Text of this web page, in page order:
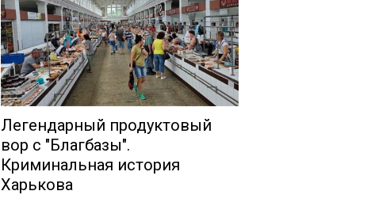
Легендарный продуктовый
вор с "Благбазы".
Криминальная история
Харькова